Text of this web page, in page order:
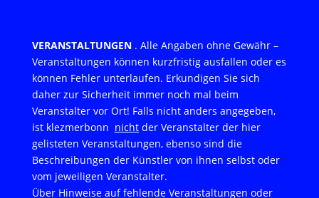
VERANSTALTUNGEN. Alle Angaben ohne Gewähr –
Veranstaltungen können kurzfristig ausfallen oder es
können Fehler unterlaufen. Erkundigen Sie sich
daher zur Sicherheit immer noch mal beim
Veranstalter vor Ort! Falls nicht anders angegeben,
ist klezmerbonn nicht der Veranstalter der hier
gelisteten Veranstaltungen, ebenso sind die
Beschreibungen der Künstler von ihnen selbst oder
vom jeweiligen Veranstalter.
Über Hinweise auf fehlende Veranstaltungen oder